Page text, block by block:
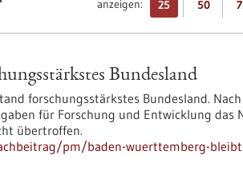
anzeigen: 25 50
Bundesland
forschungsstärkstes Bundesland.
für Forschung und Entwicklung das
übertroffen.
pm/baden-wuerttemberg-